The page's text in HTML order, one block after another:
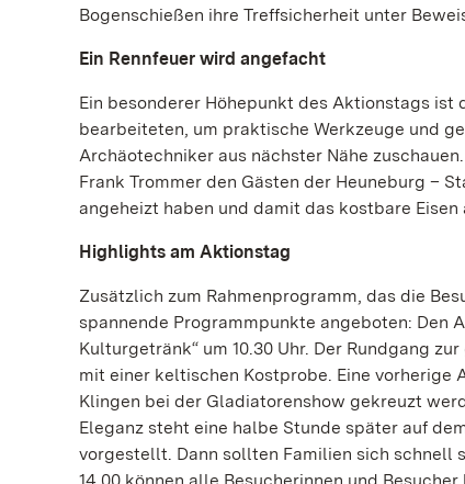
Bogenschießen ihre Treffsicherheit unter
Ein Rennfeuer wird angefacht
Ein besonderer Höhepunkt des Aktionstags ist
bearbeiteten, um praktische Werkzeuge und
Archäotechniker aus nächster Nähe
Frank Trommer den Gästen der Heuneburg –
angeheizt haben und damit das kostbare
Highlights am Aktionstag
Zusätzlich zum Rahmenprogramm, das die
spannende Programmpunkte angeboten: Den
Kulturgetränk“ um 10.30 Uhr. Der Rundgang
mit einer keltischen Kostprobe. Eine vorherige
Klingen bei der Gladiatorenshow gekreuzt
Eleganz steht eine halbe Stunde später auf
vorgestellt. Dann sollten Familien sich schnell